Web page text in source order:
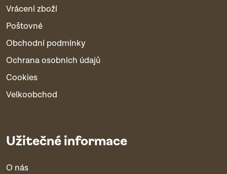
Vrácení zboží
Poštovné
Obchodní podmínky
Ochrana osobních údajů
Cookies
Velkoobchod
Užitečné informace
O nás